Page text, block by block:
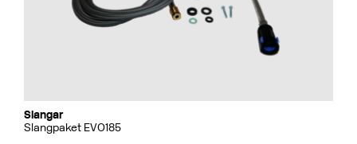
Slangar
Slangpaket EVO185